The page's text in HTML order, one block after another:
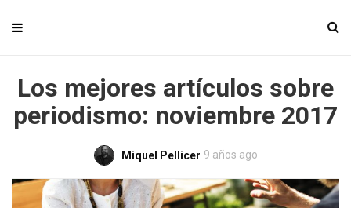
Los mejores artículos sobre
periodismo: noviembre 2017
Miquel Pellicer 9 años ago